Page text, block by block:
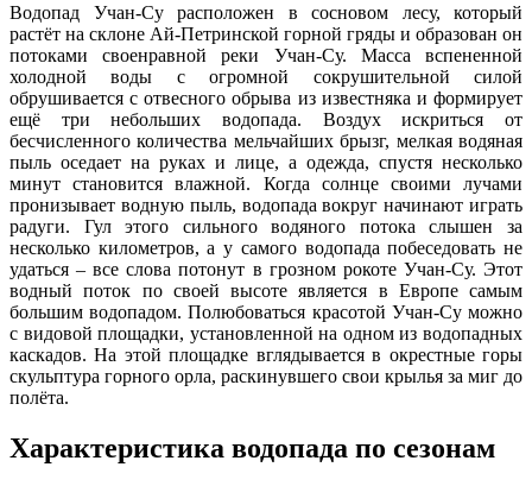
Водопад Учан-Су расположен в сосновом лесу, который
растёт на склоне Ай-Петринской горной гряды и образован он
потоками своенравной реки Учан-Су. Масса вспененной
холодной воды с огромной сокрушительной силой
обрушивается с отвесного обрыва из известняка и формирует
ещё три небольших водопада. Воздух искриться от
бесчисленного количества мельчайших брызг, мелкая водяная
пыль оседает на руках и лице, а одежда, спустя несколько
минут становится влажной. Когда солнце своими лучами
пронизывает водную пыль, водопада вокруг начинают играть
радуги. Гул этого сильного водяного потока слышен за
несколько километров, а у самого водопада побеседовать не
удаться – все слова потонут в грозном рокоте Учан-Су. Этот
водный поток по своей высоте является в Европе самым
большим водопадом. Полюбоваться красотой Учан-Су можно
с видовой площадки, установленной на одном из водопадных
каскадов. На этой площадке вглядывается в окрестные горы
скульптура горного орла, раскинувшего свои крылья за миг до
полёта.
Характеристика водопада по сезонам